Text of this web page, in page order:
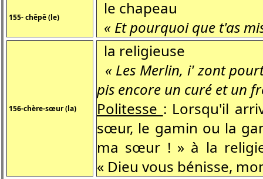
155- chêpê (le)
le chapeau
« Et pourquoi que t'as
156-chère-sœur (la)
la religieuse
« Les Merlin, i' zont
pis encore un curé et un
Politesse : Lorsqu'il
sœur, le gamin ou la
ma sœur ! » à la
« Dieu vous bénisse,